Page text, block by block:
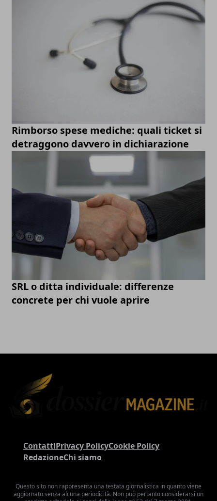
Rimborso spese mediche: quali ticket si
detraggono davvero in dichiarazione
SRL o ditta individuale: differenze
concrete per chi vuole aprire
ContattiPrivacy PolicyCookie Policy
RedazioneChi siamo
Questo sito non rappresenta una testata giornalistica in quanto viene
aggiornato senza alcuna periodicità. Non può pertanto considerarsi un